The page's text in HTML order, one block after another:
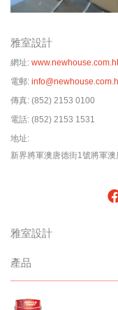
雅室設計
網址:
電郵:
傳真: (852) 2153 0100
電話: (852) 2153 1531
地址:
新界將軍澳唐德街1號將軍
雅室設計
產品